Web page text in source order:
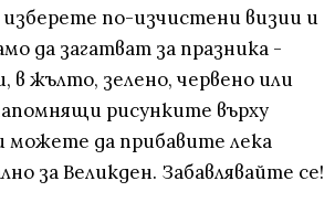
по-изчистени визии и
да загатват за празника -
в жълто, зелено, червено или
рисунките върху
можете да прибавите лека
за Великден. Забавлявайте се!